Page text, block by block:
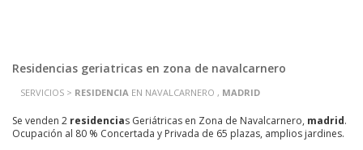
Residencias geriatricas en zona de navalcarnero
SERVICIOS > RESIDENCIA EN NAVALCARNERO , MADRID
Se venden 2 residencias Geriátricas en Zona de Navalcarnero, madrid.
Ocupación al 80 % Concertada y Privada de 65 plazas, amplios jardines.